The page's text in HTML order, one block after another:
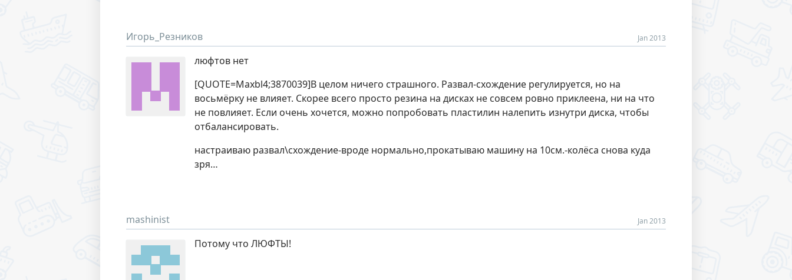
Игорь_Резников Jan 2013
люфтов нет
[QUOTE=Maxbl4;3870039]В целом ничего страшного. Развал-схождение регулируется, но на
восьмёрку не влияет. Скорее всего просто резина на дисках не совсем ровно приклеена, ни на что
не повлияет. Если очень хочется, можно попробовать пластилин налепить изнутри диска, чтобы
отбалансировать.
настраиваю развал\схождение-вроде нормально,прокатываю машину на 10см.-колёса снова куда
зря…
mashinist Jan 2013
Потому что ЛЮФТЫ!